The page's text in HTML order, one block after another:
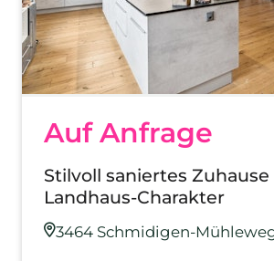
Auf Anfrage
Stilvoll saniertes
Landhaus-Charakter
3464 Schmidigen-